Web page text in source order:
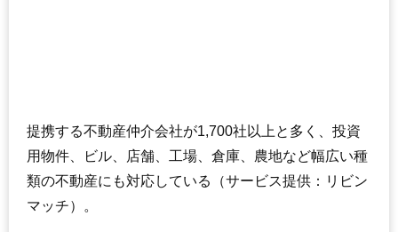
提携する不動産仲介会社が1,700社以上と多く、投資
用物件、ビル、店舗、工場、倉庫、農地など幅広い種
類の不動産にも対応している（サービス提供：リビン
マッチ）。